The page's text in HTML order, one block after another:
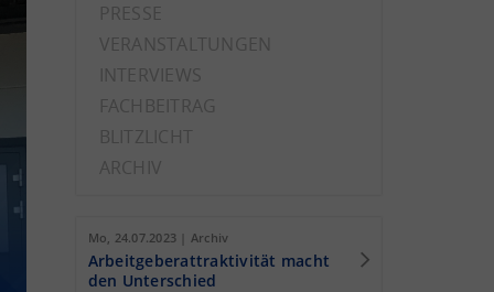
PRESSE
VERANSTALTUNGEN
INTERVIEWS
FACHBEITRAG
BLITZLICHT
ARCHIV
Mo, 24.07.2023 | Archiv
Arbeitgeberattraktivität macht
den Unterschied